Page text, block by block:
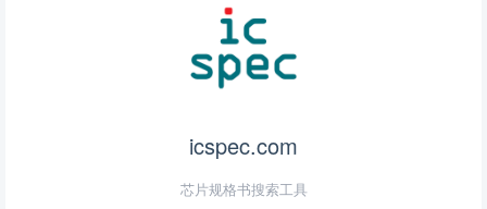
icspec.com
芯片规格书搜索工具